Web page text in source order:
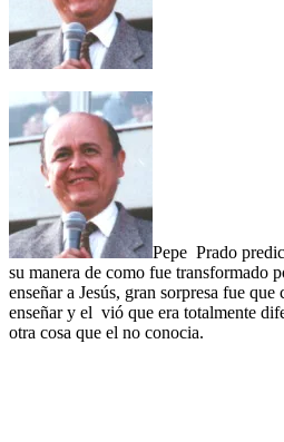
Pepe Prado
su manera de como fue transformado
enseñar a Jesús, gran sorpresa fue
enseñar y el vió que era totalmente
otra cosa que el no conocia.